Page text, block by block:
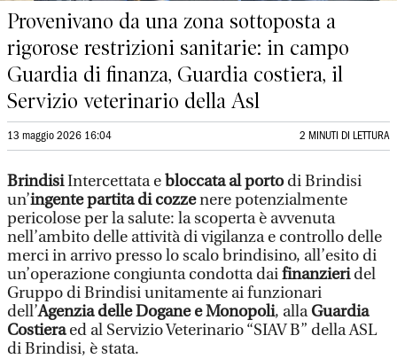
Provenivano da una zona sottoposta a
rigorose restrizioni sanitarie: in campo
Guardia di finanza, Guardia costiera, il
Servizio veterinario della Asl
13 maggio 2026 16:04 2 MINUTI DI LETTURA
BrindisiIntercettata e bloccata al portodi Brindisi
un’ingente partita di cozzenere potenzialmente
pericolose per la salute: la scoperta è avvenuta
nell’ambito delle attività di vigilanza e controllo delle
merci in arrivo presso lo scalo brindisino, all’esito di
un’operazione congiunta condotta daifinanzieridel
Gruppo di Brindisi unitamente ai funzionari
dell’Agenzia delle Dogane e Monopoli, allaGuardia
Costieraed al Servizio Veterinario “SIAV B” della ASL
di Brindisi, è stata.